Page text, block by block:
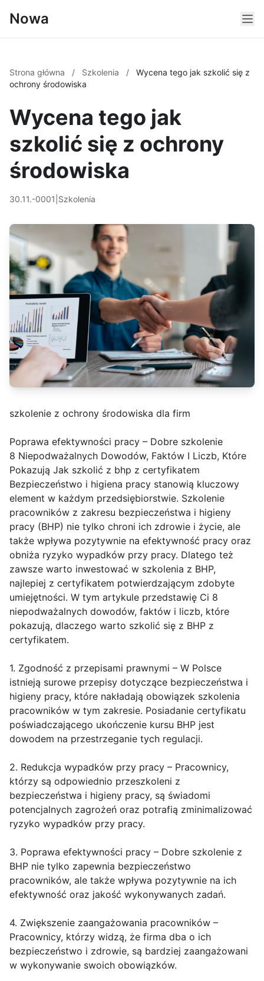
Nowa
Strona główna / Szkolenia /
Wycena tego jak szkolić się z
ochrony środowiska
Wycena tego jak
szkolić się z ochrony
środowiska
30.11.-0001 Szkolenia
szkolenie z ochrony środowiska dla firm
Poprawa efektywności pracy – Dobre szkolenie
8 Niepodważalnych Dowodów, Faktów I Liczb, Które
Pokazują Jak szkolić z bhp z certyfikatem
Bezpieczeństwo i higiena pracy stanowią kluczowy
element w każdym przedsiębiorstwie. Szkolenie
pracowników z zakresu bezpieczeństwa i higieny
pracy (BHP) nie tylko chroni ich zdrowie i życie, ale
także wpływa pozytywnie na efektywność pracy oraz
obniża ryzyko wypadków przy pracy. Dlatego też
zawsze warto inwestować w szkolenia z BHP,
najlepiej z certyfikatem potwierdzającym zdobyte
umiejętności. W tym artykule przedstawię Ci 8
niepodważalnych dowodów, faktów i liczb, które
pokazują, dlaczego warto szkolić się z BHP z
certyfikatem.
1. Zgodność z przepisami prawnymi – W Polsce
istnieją surowe przepisy dotyczące bezpieczeństwa i
higieny pracy, które nakładają obowiązek szkolenia
pracowników w tym zakresie. Posiadanie certyfikatu
poświadczającego ukończenie kursu BHP jest
dowodem na przestrzeganie tych regulacji.
2. Redukcja wypadków przy pracy – Pracownicy,
którzy są odpowiednio przeszkoleni z
bezpieczeństwa i higieny pracy, są świadomi
potencjalnych zagrożeń oraz potrafią zminimalizować
ryzyko wypadków przy pracy.
3. Poprawa efektywności pracy – Dobre szkolenie z
BHP nie tylko zapewnia bezpieczeństwo
pracowników, ale także wpływa pozytywnie na ich
efektywność oraz jakość wykonywanych zadań.
4. Zwiększenie zaangażowania pracowników –
Pracownicy, którzy widzą, że firma dba o ich
bezpieczeństwo i zdrowie, są bardziej zaangażowani
w wykonywanie swoich obowiązków.